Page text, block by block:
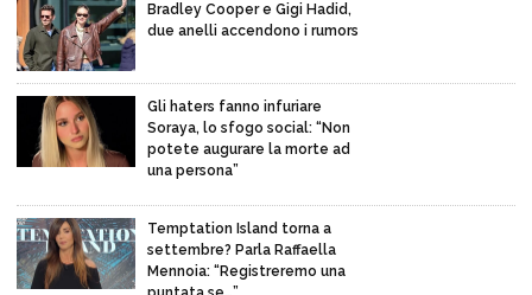
Bradley Cooper e Gigi Hadid,
due anelli accendono i rumors
Gli haters fanno infuriare
Soraya, lo sfogo social: “Non
potete augurare la morte ad
una persona”
Temptation Island torna a
settembre? Parla Raffaella
Mennoia: “Registreremo una